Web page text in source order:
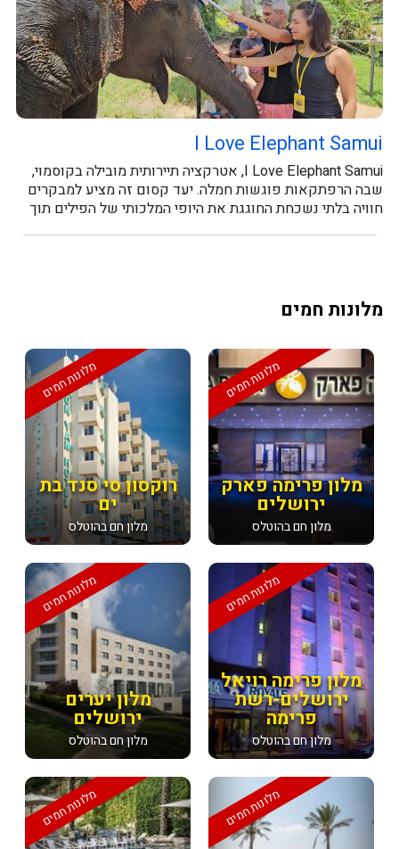
I Love Elephant Samui
I Love Elephant Samui, אטרקציה תיירותית מובילה בקוסמוי,
שבה הרפתקאות פוגשות חמלה. יעד קסום זה מציע למבקרים
חוויה בלתי נשכחת החוגגת את היופי המלכותי של הפילים תוך
מלונות חמים
מלונות חמים
רוקסון סי סנד בת
ים
מלון חם בהוטלס
מלונות חמים
מלון פרימה פארק
ירושלים
מלון חם בהוטלס
מלונות חמים
מלון יערים
ירושלים
מלון חם בהוטלס
מלונות חמים
מלון פרימה רויאל
ירושלים-רשת
פרימה
מלון חם בהוטלס
מלונות חמים מלונות חמים